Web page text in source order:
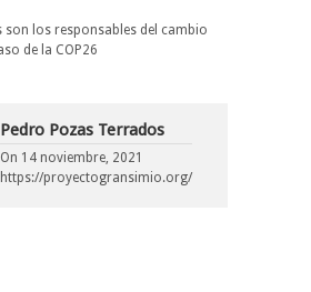
Pedro Pozas Terrados
On 14 noviembre, 2021
https://proyectogransimio.org/